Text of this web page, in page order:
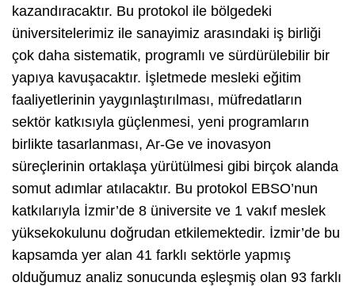
kazandıracaktır. Bu protokol ile bölgedeki
üniversitelerimiz ile sanayimiz arasındaki iş birliği
çok daha sistematik, programlı ve sürdürülebilir bir
yapıya kavuşacaktır. İşletmede mesleki eğitim
faaliyetlerinin yaygınlaştırılması, müfredatların
sektör katkısıyla güçlenmesi, yeni programların
birlikte tasarlanması, Ar-Ge ve inovasyon
süreçlerinin ortaklaşa yürütülmesi gibi birçok alanda
somut adımlar atılacaktır. Bu protokol EBSO’nun
katkılarıyla İzmir’de 8 üniversite ve 1 vakıf meslek
yüksekokulunu doğrudan etkilemektedir. İzmir’de bu
kapsamda yer alan 41 farklı sektörle yapmış
olduğumuz analiz sonucunda eşleşmiş olan 93 farklı